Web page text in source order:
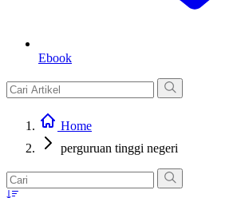
Ebook
Home
perguruan tinggi negeri